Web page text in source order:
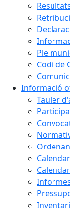
Ple
Codi de
Informació
Tauler